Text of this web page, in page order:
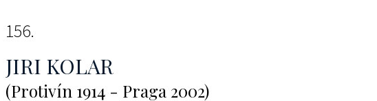
156
JIRI KOLAR
(Protivín 1914 - Praga 2002)